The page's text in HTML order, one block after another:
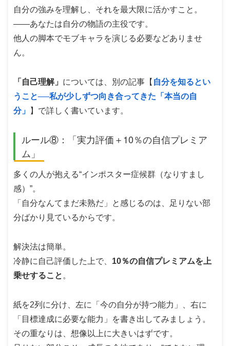
自分の強みを理解し、それを最大限に活かすこと。
――あなたは自分の物語の主役です。
他人の脚本でモブキャラを演じる必要などありませ
ん。
「自己理解」 については、別の記事【 自分を知るとい
うこと──私が少しずつ向き合ってきた「本当の自
分」
】で詳しく書いています。
ルール⑧：「実力評価＋10％の自信プレミア
ム」
多くの人が抱える“インポスター症候群（なりすまし
感）”。
「自分なんてまだ未熟だ」と感じるのは、足りない部
分ばかり見ているからです。
解決法は簡単。
冷静に自己評価した上で、 10％の自信プレミアムを上
乗せすること 。
紙を2列に分け、左に「今の自分が持つ能力」、右に
「目標達成に必要な能力」を書き出してみましょう。
その重なりは、想像以上に大きいはずです。